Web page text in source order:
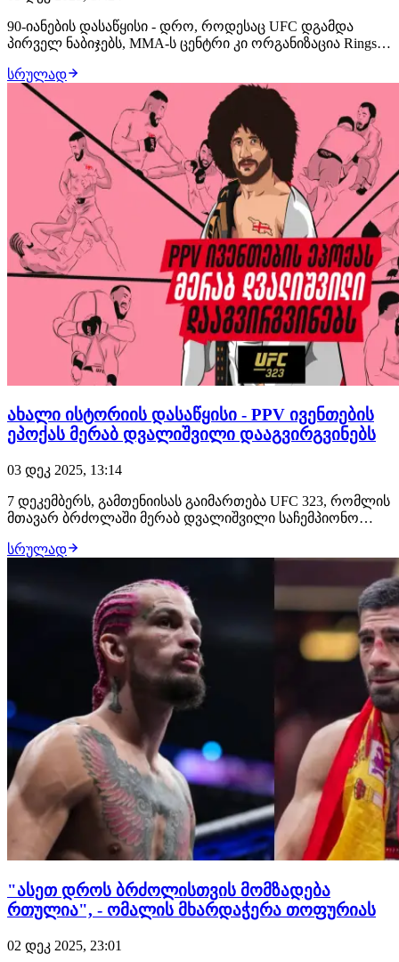
90-იანების დასაწყისი - დრო, როდესაც UFC დგამდა
პირველ ნაბიჯებს, MMA-ს ცენტრი კი ორგანიზაცია Rings-ი
მოჩხუბრები შერეული საბრძოლო ხელოვნებებიდან.
აზიელები თავიდან აქცენტს აკეთებდნენ პურორესუზე
(იაპონური რესლინგი), მაგრამ მოგვიანებით, ის…
სრულად
ახალი ისტორიის დასაწყისი - PPV ივენთების
ეპოქას მერაბ დვალიშვილი დააგვირგვინებს
03 დეკ 2025, 13:14
7 დეკემბერს, გამთენიისას გაიმართება UFC 323, რომლის
მთავარ ბრძოლაში მერაბ დვალიშვილი საჩემპიონო
ეს იქნება ე.წ. PPV-ს ფორმატის ბოლო ღონისძიება, რის
პრომოუშენის ESPN-თან თანამშრომლობა. 2026 წლიდ…
სრულად
"ასეთ დროს ბრძოლისთვის მომზადება
რთულია", - ომალის მხარდაჭერა თოფურიას
02 დეკ 2025, 23:01